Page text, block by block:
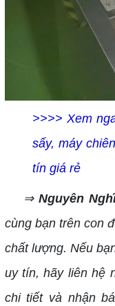
>>>> Xem
sấy, máy
tín giá rẻ
⇒Nguyên
cùng bạn trên con
chất lượng. Nếu
uy tín, hãy liên hệ
chi tiết và nhận